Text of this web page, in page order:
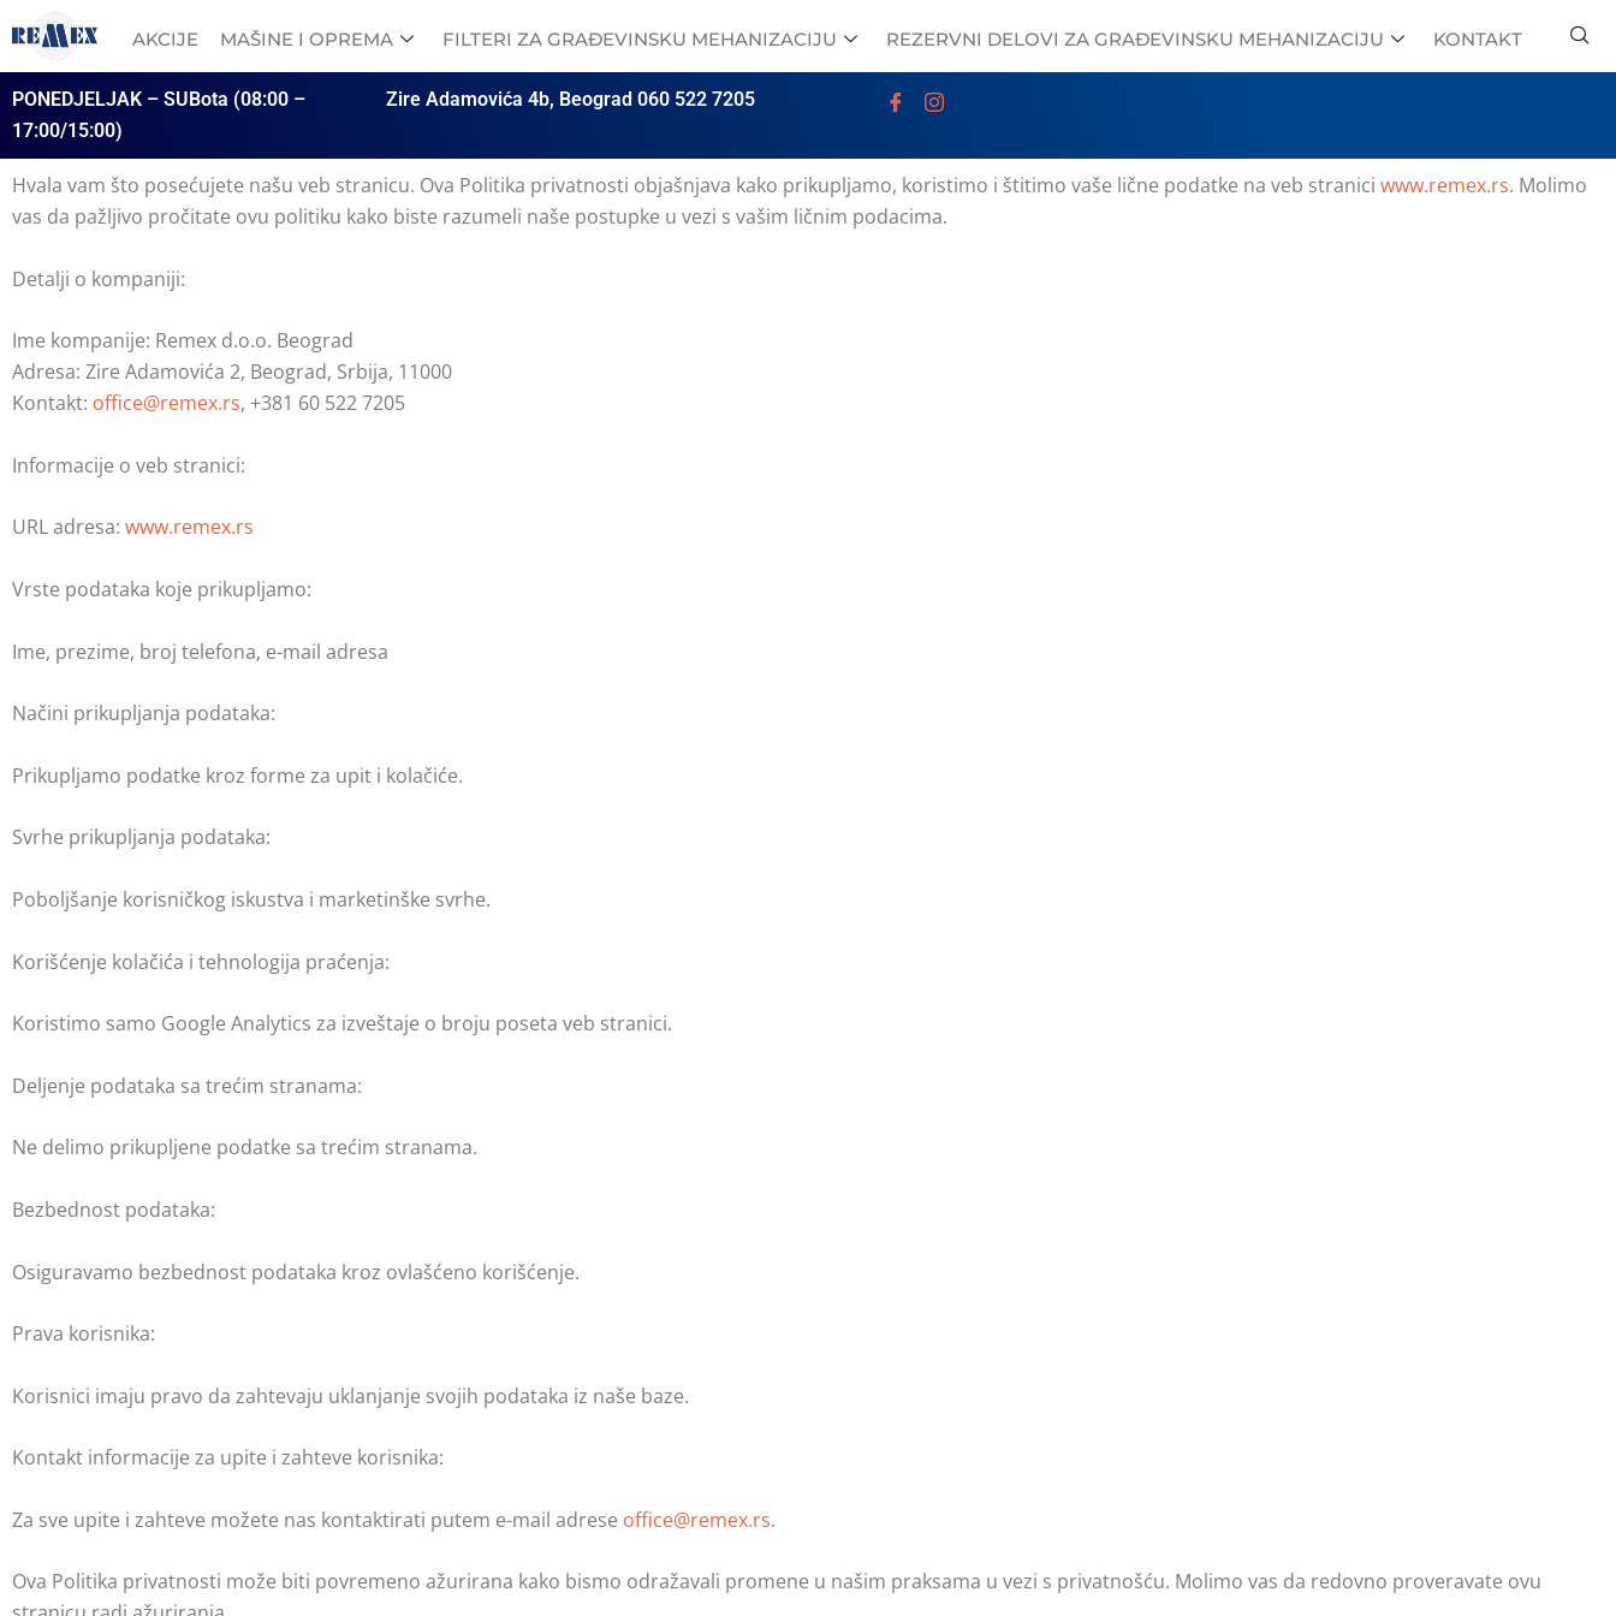
to
content
AKCIJE MAŠINE I OPREMA FILTERI ZA GRAĐEVINSKU MEHANIZACIJU REZERVNI DELOVI ZA GRAĐEVINSKU MEHANIZACIJU KONTAKT
PONEDJELJAK – SUBota (08:00 –
17:00/15:00)
Zire Adamovića 4b, Beograd 060 522 7205
Hvala vam što posećujete našu veb stranicu. Ova Politika privatnosti objašnjava kako prikupljamo, koristimo i štitimo vaše lične podatke na veb stranici www.remex.rs. Molimo
vas da pažljivo pročitate ovu politiku kako biste razumeli naše postupke u vezi s vašim ličnim podacima.
Detalji o kompaniji:
Ime kompanije: Remex d.o.o. Beograd
Adresa: Zire Adamovića 2, Beograd, Srbija, 11000
Kontakt: office@remex.rs, +381 60 522 7205
Informacije o veb stranici:
URL adresa: www.remex.rs
Vrste podataka koje prikupljamo:
Ime, prezime, broj telefona, e-mail adresa
Načini prikupljanja podataka:
Prikupljamo podatke kroz forme za upit i kolačiće.
Svrhe prikupljanja podataka:
Poboljšanje korisničkog iskustva i marketinške svrhe.
Korišćenje kolačića i tehnologija praćenja:
Koristimo samo Google Analytics za izveštaje o broju poseta veb stranici.
Deljenje podataka sa trećim stranama:
Ne delimo prikupljene podatke sa trećim stranama.
Bezbednost podataka:
Osiguravamo bezbednost podataka kroz ovlašćeno korišćenje.
Prava korisnika:
Korisnici imaju pravo da zahtevaju uklanjanje svojih podataka iz naše baze.
Kontakt informacije za upite i zahteve korisnika:
Za sve upite i zahteve možete nas kontaktirati putem e-mail adrese office@remex.rs.
Ova Politika privatnosti može biti povremeno ažurirana kako bismo odražavali promene u našim praksama u vezi s privatnošću. Molimo vas da redovno proveravate ovu